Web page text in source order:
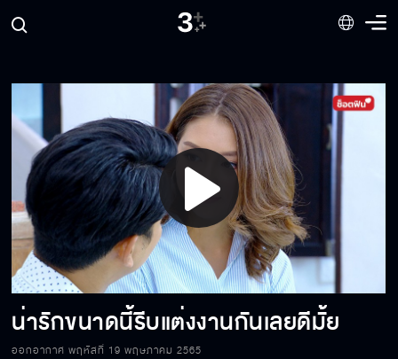
Play
Video
น่ารักขนาดนี้รีบแต่งงานกันเลยดีมั้ย
ออกอากาศ พฤหัสที่ 19 พฤษภาคม 2565